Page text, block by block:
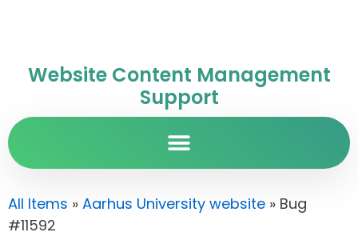
Website Content Management
Support
All Items » Aarhus University website » Bug
#11592